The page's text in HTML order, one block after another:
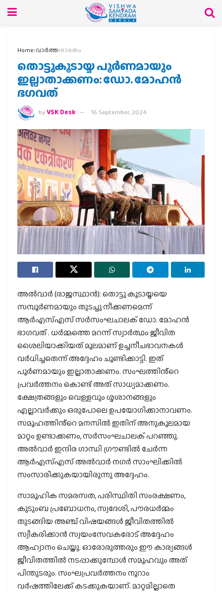
Home വാര്‍ത്ത ഭാരതം
തൊട്ടുകൂടായ്മ പൂർണമായും
ഇല്ലാതാക്കണം: ഡോ. മോഹൻ
ഭഗവത്
byVSK Desk 16 September, 2024
അൽവാർ (രാജസ്ഥാൻ): തൊട്ടു കൂടായ്മയെ
സമ്പൂർണമായും തുടച്ചു നീക്കണമെന്ന്
ആർഎസ്എസ് സർസംഘചാലക് ഡോ. മോഹൻ
ഭാഗവത് . ധർമ്മത്തെ മറന്ന് സ്വാർത്ഥം ജീവിത
ശൈലിയാക്കിയത് മൂലമാണ് ഉച്ചനീചഭാവനകൾ
വർധിച്ചതെന്ന് അദ്ദേഹം ചൂണ്ടിക്കാട്ടി. ഇത്
പൂർണമായും ഇല്ലാതാക്കണം. സംഘത്തിൻ്റെ
പ്രവർത്തനം കൊണ്ട് അത് സാധ്യമാക്കണം.
ക്ഷേത്രങ്ങളും വെള്ളവും ശ്മശാനങ്ങളും
എല്ലാവർക്കും ഒരുപോലെ ഉപയോഗിക്കാനാവണം.
സമൂഹത്തിൻ്റെ മനസിൽ ഇതിന് അനുകൂലമായ
മാറ്റം ഉണ്ടാക്കണം, സർസംഘചാലക് പറഞ്ഞു.
അൽവാർ ഇന്ദിര ഗാന്ധി ഗ്രൗണ്ടിൽ ചേർന്ന
ആർഎസ്എസ് അൽവാർ നഗർ സാംഘിക്കിൽ
സംസാരിക്കുകയായിരുന്നു അദ്ദേഹം.
സാമൂഹിക സമരസത, പരിസ്ഥിതി സംരക്ഷണം,
കുടുംബ പ്രബോധനം, സ്വദേശി, പൗരധർമ്മം
തുടങ്ങിയ അഞ്ച് വിഷയങ്ങൾ ജീവിതത്തിൽ
സ്വീകരിക്കാൻ സ്വയംസേവകരോട് അദ്ദേഹം
ആഹ്വാനം ചെയ്തു. ഓരോരുത്തരും ഈ കാര്യങ്ങൾ
ജീവിതത്തിൽ നടപ്പാക്കുമ്പോൾ സമൂഹവും അത്
പിന്തുടരും. സംഘപ്രവർത്തനം നൂറാം
വർഷത്തിലേക്ക് കടക്കുകയാണ്. മാറ്റമില്ലാതെ